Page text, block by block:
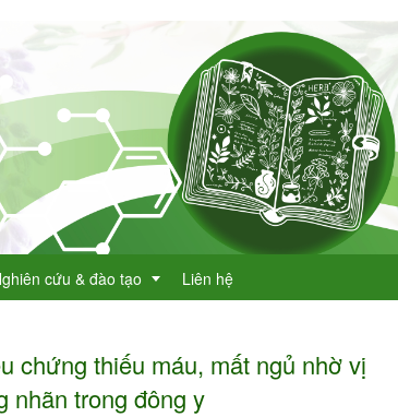
cứu & đào tạo
án KHCN
Liên hệ
chứng thiếu máu, mất ngủ nhờ vị
nhãn trong đông y